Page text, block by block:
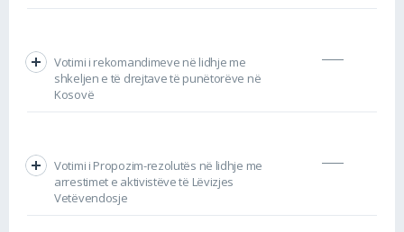
Votimi i rekomandimeve në lidhje me
shkeljen e të drejtave të punëtorëve në
Kosovë
Votimi i Propozim-rezolutës në lidhje me
arrestimet e aktivistëve të Lëvizjes
Vetëvendosje